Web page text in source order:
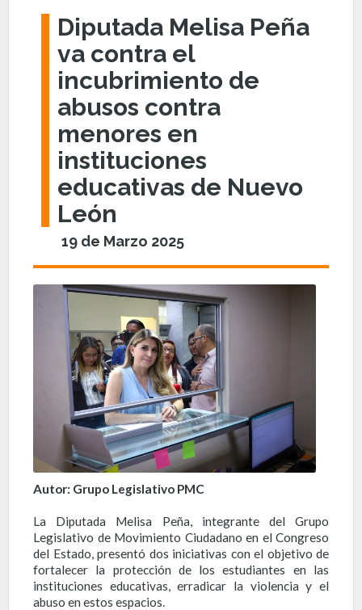
Diputada Melisa Peña
va contra el
incubrimiento de
abusos contra
menores en
instituciones
educativas de Nuevo
León
19 de Marzo 2025
Autor: Grupo Legislativo PMC
La Diputada Melisa Peña, integrante del Grupo
Legislativo de Movimiento Ciudadano en el Congreso
del Estado, presentó dos iniciativas con el objetivo de
fortalecer la protección de los estudiantes en las
instituciones educativas, erradicar la violencia y el
abuso en estos espacios.